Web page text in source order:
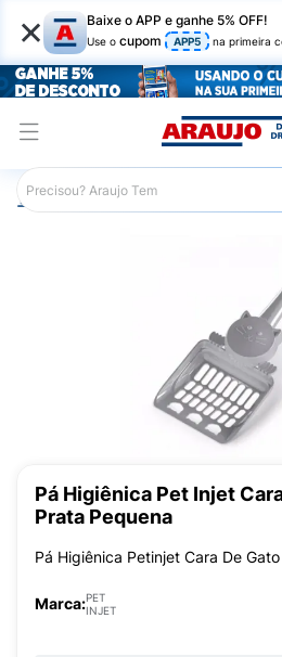
× Baixe o APP e ganhe 5% OFF!
Use o cupom APP5 na primeira
Araujo Pet Shop
Pá Higiênica Pet Injet
Prata Pequena
Pá Higiênica Petinjet Cara De
Marca:PET
INJET